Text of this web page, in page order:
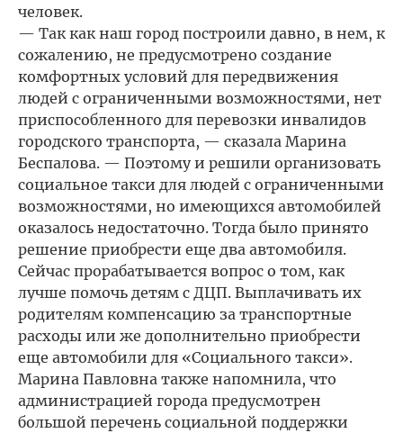
человек.
— Так как наш город построили давно, в нем, к
сожалению, не предусмотрено создание
комфортных условий для передвижения
людей с ограниченными возможностями, нет
приспособленного для перевозки инвалидов
городского транспорта, — сказала Марина
Беспалова. — Поэтому и решили организовать
социальное такси для людей с ограниченными
возможностями, но имеющихся автомобилей
оказалось недостаточно. Тогда было принято
решение приобрести еще два автомобиля.
Сейчас прорабатывается вопрос о том, как
лучше помочь детям с ДЦП. Выплачивать их
родителям компенсацию за транспортные
расходы или же дополнительно приобрести
еще автомобили для «Социального такси».
Марина Павловна также напомнила, что
администрацией города предусмотрен
большой перечень социальной поддержки